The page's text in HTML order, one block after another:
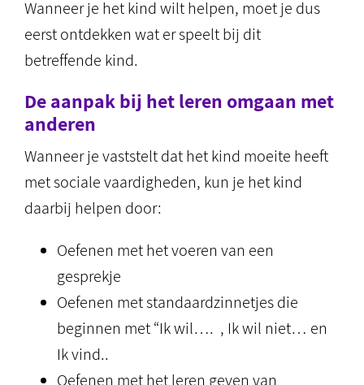
Wanneer je het kind wilt helpen, moet je dus
eerst ontdekken wat er speelt bij dit
betreffende kind.
De aanpak bij het leren omgaan met
anderen
Wanneer je vaststelt dat het kind moeite heeft
met sociale vaardigheden, kun je het kind
daarbij helpen door:
Oefenen met het voeren van een
gesprekje
Oefenen met standaardzinnetjes die
beginnen met “Ik wil…. , Ik wil niet… en
Ik vind..
Oefenen met het leren geven van